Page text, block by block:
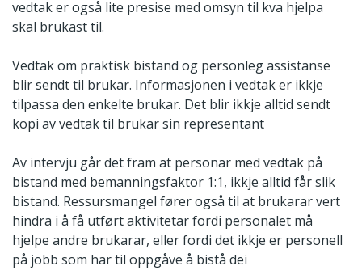
vedtak er også lite presise med omsyn til kva hjelpa
skal brukast til.
Vedtak om praktisk bistand og personleg assistanse
blir sendt til brukar. Informasjonen i vedtak er ikkje
tilpassa den enkelte brukar. Det blir ikkje alltid sendt
kopi av vedtak til brukar sin representant
Av intervju går det fram at personar med vedtak på
bistand med bemanningsfaktor 1:1, ikkje alltid får slik
bistand. Ressursmangel fører også til at brukarar vert
hindra i å få utført aktivitetar fordi personalet må
hjelpe andre brukarar, eller fordi det ikkje er personell
på jobb som har til oppgåve å bistå dei